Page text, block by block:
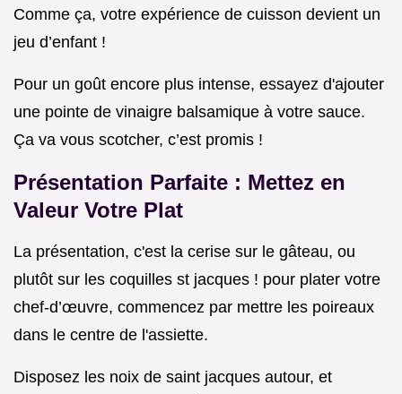
Comme ça, votre expérience de cuisson devient un
jeu d’enfant !
Pour un goût encore plus intense, essayez d'ajouter
une pointe de vinaigre balsamique à votre sauce.
Ça va vous scotcher, c’est promis !
Présentation Parfaite : Mettez en
Valeur Votre Plat
La présentation, c'est la cerise sur le gâteau, ou
plutôt sur les coquilles st jacques ! pour plater votre
chef-d’œuvre, commencez par mettre les poireaux
dans le centre de l'assiette.
Disposez les noix de saint jacques autour, et